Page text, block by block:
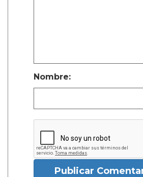
Nombre:
Publicar